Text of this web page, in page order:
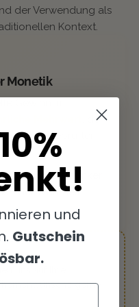
der Verwendung als
Kontext.
Monetik
, den
und geprüfter
als Imker
der Wahrheit
gerne
und
Gutschein